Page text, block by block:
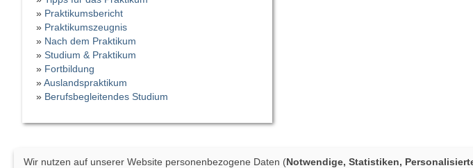
» Praktikumsbericht
» Praktikumszeugnis
» Nach dem Praktikum
» Studium & Praktikum
» Fortbildung
»Auslandspraktikum
» Berufsbegleitendes Studium
Wir nutzen auf unserer Website personenbezogene Daten (Notwendige, Statistiken,